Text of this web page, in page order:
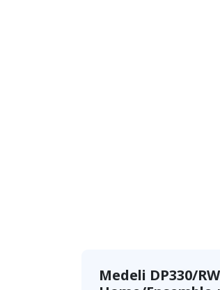
Medeli DP330/